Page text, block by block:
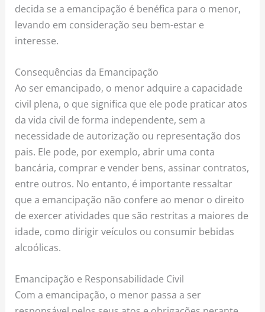
decida se a emancipação é benéfica para o menor,
levando em consideração seu bem-estar e
interesse.
Consequências da Emancipação
Ao ser emancipado, o menor adquire a capacidade
civil plena, o que significa que ele pode praticar atos
da vida civil de forma independente, sem a
necessidade de autorização ou representação dos
pais. Ele pode, por exemplo, abrir uma conta
bancária, comprar e vender bens, assinar contratos,
entre outros. No entanto, é importante ressaltar
que a emancipação não confere ao menor o direito
de exercer atividades que são restritas a maiores de
idade, como dirigir veículos ou consumir bebidas
alcoólicas.
Emancipação e Responsabilidade Civil
Com a emancipação, o menor passa a ser